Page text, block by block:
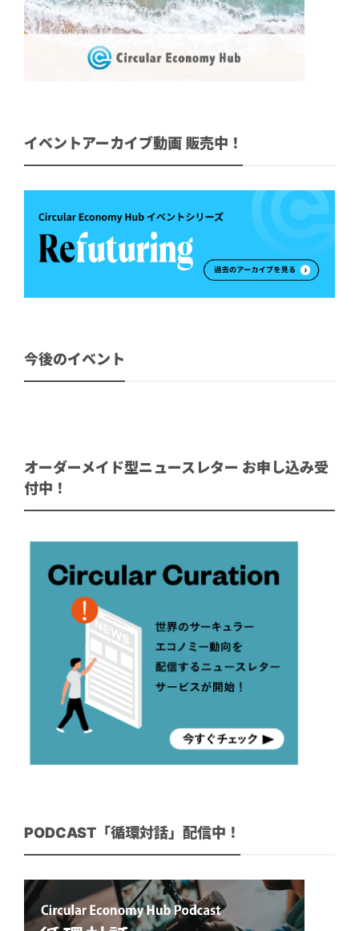
イベントアーカイブ動画 販売中！
今後のイベント
オーダーメイド型ニュースレター お申し込み受
付中！
PODCAST「循環対話」配信中！